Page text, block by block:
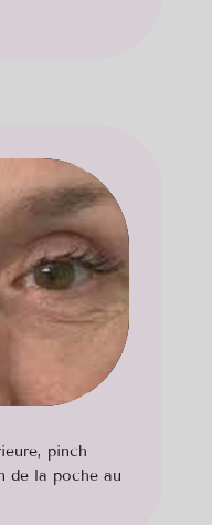
les cookies
contenu
pinch
de la poche au